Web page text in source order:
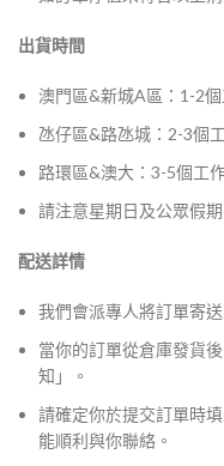
出貨時間
澳門區&新城A區：1-2個
氹仔區&路氹城：2-3個
路環區&澳大：3-5個工
請注意星期日及公眾假
配送詳情
我們會派專人將訂單寄
當你的訂單從倉庫發貨
知」。
請確定你於提交訂單時
能順利與你聯絡。